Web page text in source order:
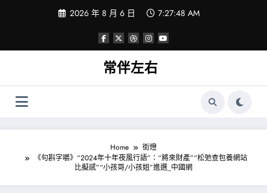
2026 年 8 月 6 日 7:27:48 AM
常伴左右
Home
街燈
《句斟字嚼》“2024年十年夜風行語”：“將來財產”“松弛查包養網站
比擬感”“小孩哥/小孩姐”進選_中國網